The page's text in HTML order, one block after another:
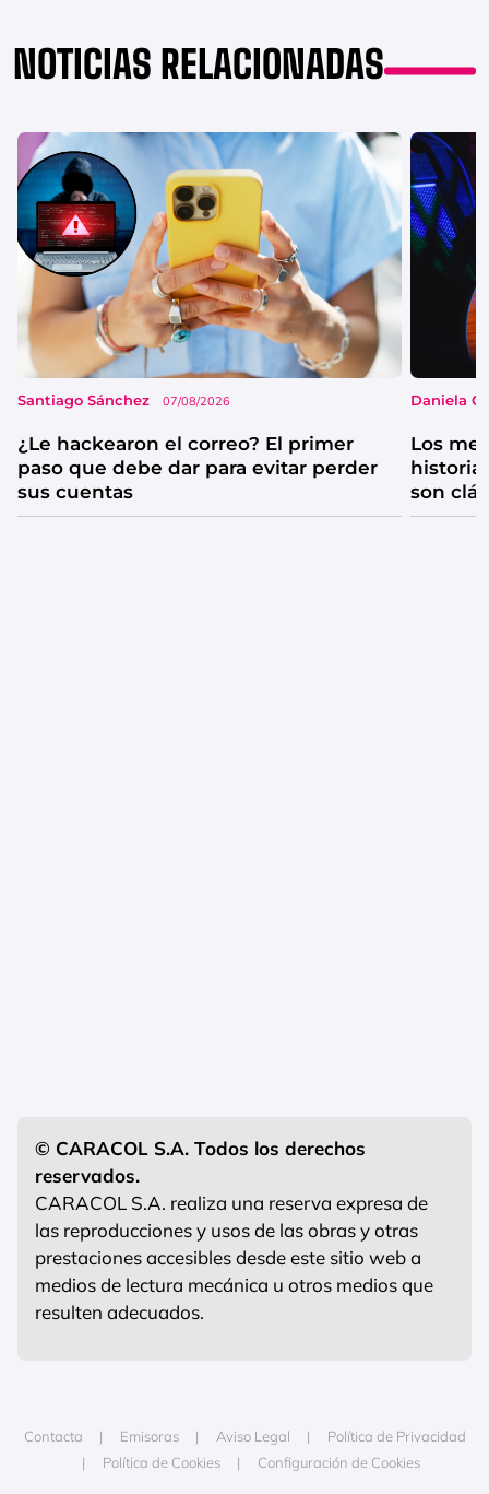
NOTICIAS RELACIONADAS
Santiago Sánchez 07/08/2026
¿Le hackearon el correo? El primer
paso que debe dar para evitar perder
sus cuentas
Daniela
Los
historia
son
© CARACOL S.A. Todos los derechos
reservados.
CARACOL S.A. realiza una reserva expresa de
las reproducciones y usos de las obras y otras
prestaciones accesibles desde este sitio web a
medios de lectura mecánica u otros medios que
resulten adecuados.
Contacta Emisoras Aviso Legal
Política de Privacidad
Política de Cookies
Configuración de Cookies